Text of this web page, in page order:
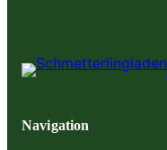
Navigation